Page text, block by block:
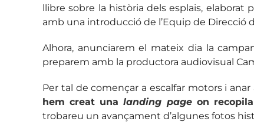
llibre sobre la història dels esplais, elaborat
amb una introducció de l’Equip de Direcció
Alhora, anunciarem el mateix dia la
preparem amb la productora audiovisual
Per tal de començar a escalfar motors i
hem creat una landing page on
trobareu un avançament d’algunes fotos